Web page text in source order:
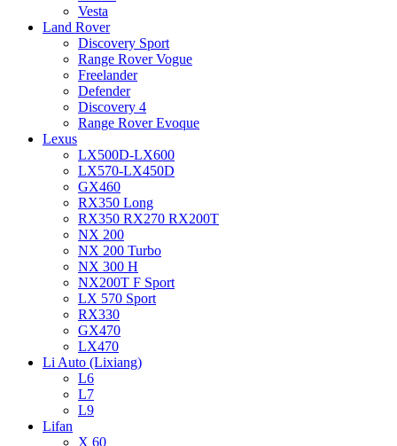
Vesta
Land Rover
Discovery Sport
Range Rover Vogue
Freelander
Defender
Discovery 4
Range Rover Evoque
Lexus
LX500D-LX600
LX570-LX450D
GX460
RX350 Long
RX350 RX270 RX200T
NX 200
NX 200 Turbo
NX 300 H
NX200T F Sport
LX 570 Sport
RX330
GX470
LX470
Li Auto (Lixiang)
L6
L7
L9
Lifan
X 60